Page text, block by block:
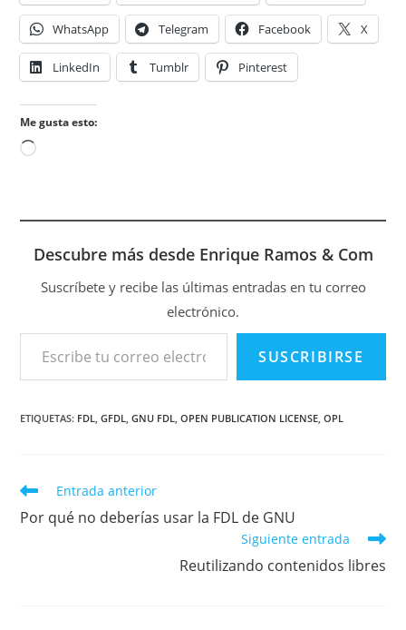
WhatsApp Telegram Facebook X
LinkedIn Tumblr Pinterest
Me gusta esto:
Cargando...
Descubre más desde Enrique Ramos & Com
Suscríbete y recibe las últimas entradas en tu correo
electrónico.
Escribe tu correo electrónico…
SUSCRIBIRSE
ETIQUETAS: FDL, GFDL, GNU FDL, OPEN PUBLICATION LICENSE, OPL
Leer
artículos
Entrada anterior
Por qué no deberías usar la FDL de GNU
Siguiente entrada
Reutilizando contenidos libres